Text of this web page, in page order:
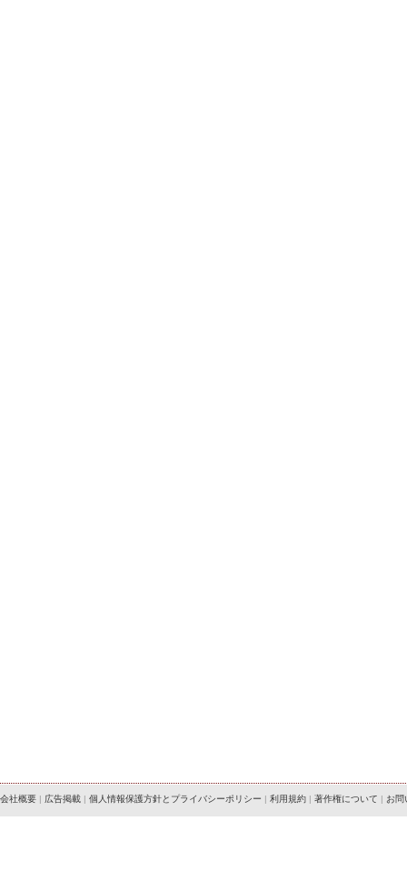
会社概要 | 広告掲載 | 個人情報保護方針とプライバシーポリシー | 利用規約 | 著作権について | お問